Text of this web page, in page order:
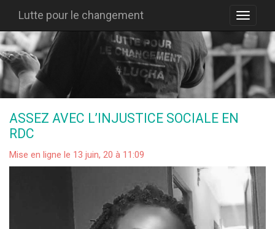
Lutte pour le changement
ASSEZ AVEC L’INJUSTICE SOCIALE EN
RDC
Mise en ligne le 13 juin, 20 à 11:09